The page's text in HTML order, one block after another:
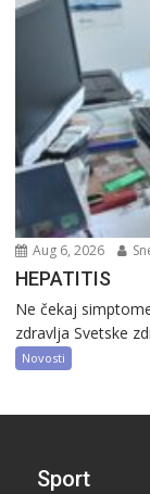
Aug 6, 2026
HEPATITIS
Ne čekaj
zdravlja Svetske
Novosti
Sport